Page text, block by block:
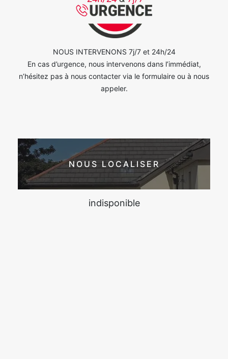
NOUS INTERVENONS 7j/7 et 24h/24
En cas d’urgence, nous intervenons dans l’immédiat,
n’hésitez pas à nous contacter via le formulaire ou à nous
appeler.
NOUS LOCALISER
indisponible